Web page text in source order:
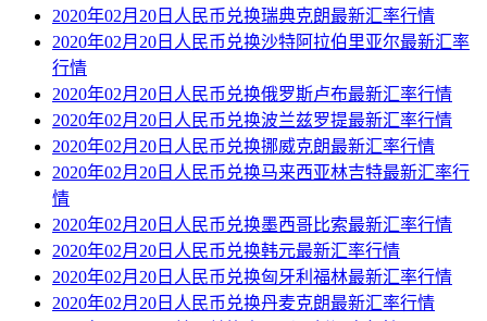
2020年02月20日人民币兑换瑞典克朗最新汇率行情
2020年02月20日人民币兑换沙特阿拉伯里亚尔最新汇率
行情
2020年02月20日人民币兑换俄罗斯卢布最新汇率行情
2020年02月20日人民币兑换波兰兹罗提最新汇率行情
2020年02月20日人民币兑换挪威克朗最新汇率行情
2020年02月20日人民币兑换马来西亚林吉特最新汇率行
情
2020年02月20日人民币兑换墨西哥比索最新汇率行情
2020年02月20日人民币兑换韩元最新汇率行情
2020年02月20日人民币兑换匈牙利福林最新汇率行情
2020年02月20日人民币兑换丹麦克朗最新汇率行情